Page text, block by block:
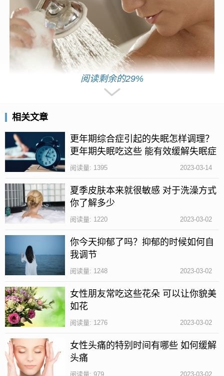
洗澡的水温应与自己身体的体温相适宜，应该在35-37
度之间，如果水温过低，身体表面的血管会猛烈的收
缩，减慢身体表面的血流速度，进而减少血液的回心
血流量，使身体的体温下降，很容易发生感冒发热。
但是，如果水温过高，在洗澡的过程中，会使全身血
管过度扩张，心脑血管的血流量减少，导致大脑以及
心脏出现缺血缺氧的状态，会让人产生晕厥的现象。
洗澡的次数多少为宜
阅读剩余的29%
相关文章
更年期综合症引起的失眠怎样调理？
更年期失眠吃这些 能有效缓解失眠症
状
2023-03-14
阅读量: 1395
夏季皮肤本来就很敏感 对于洗澡方式
你了解多少
2023-03-02
阅读量: 1220
你今天抑郁了吗？抑郁的时候如何自
我调节
2023-03-02
阅读量: 1248
女性朋友常吃这些花朵 可以让你貌美
如花
2023-03-02
阅读量: 1276
女性头痛的特别时间有哪些 如何缓解
头痛
2023-03-02
阅读量: 979